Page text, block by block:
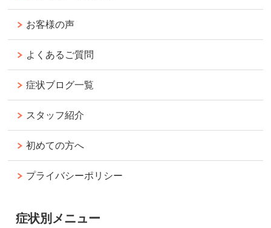
お客様の声
よくあるご質問
症状ブログ一覧
スタッフ紹介
初めての方へ
プライバシーポリシー
症状別メニュー